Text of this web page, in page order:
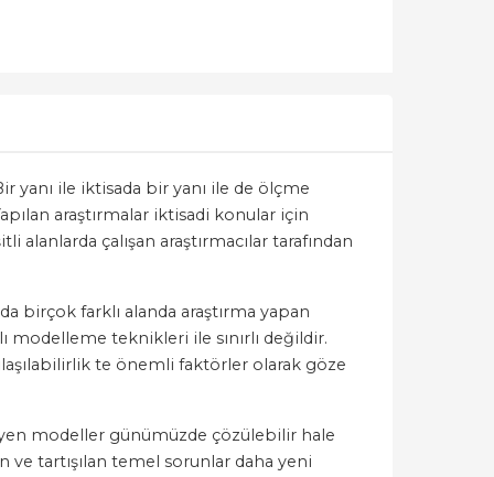
yanı ile iktisada bir yanı ile de ölçme
araştırmalar iktisadi konular için
çalışan araştırmacılar tarafından
birçok farklı alanda araştırma yapan
modelleme teknikleri ile sınırlı değildir.
te önemli faktörler olarak göze
modeller günümüzde çözülebilir hale
tartışılan temel sorunlar daha yeni